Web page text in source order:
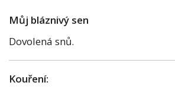
Můj bláznivý sen
Dovolená snů.
Kouření: